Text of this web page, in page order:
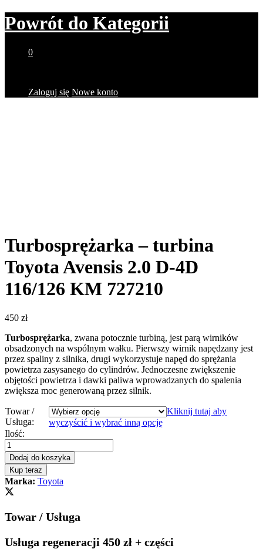
Powrót do Kategorii
0
Zaloguj się Nowe konto
Turbosprężarka – turbina
Toyota Avensis 2.0 D-4D
116/126 KM 727210
450 zł
Turbosprężarka, zwana potocznie turbiną, jest parą wirników
obsadzonych na wspólnym wałku. Pierwszy wirnik napędzany jest
przez spaliny z silnika, drugi wykorzystuje napęd do sprężania
powietrza zasysanego do cylindrów. Jednoczesne zwiększenie
objętości powietrza i dawki paliwa wprowadzanych do spalenia
zwiększa moc generowaną przez silnik.
Towar /
Usługa:
Kliknij tutaj aby
wyczyścić i wybrać inną opcję
Turbosprężarka
–
turbina
Toyota
Avensis
2.0
D-
116/126
727210
quantity
Ilość:
Dodaj do koszyka
Kup teraz
Marka: Toyota
Towar / Usługa
Usługa regeneracji 450 zł + części